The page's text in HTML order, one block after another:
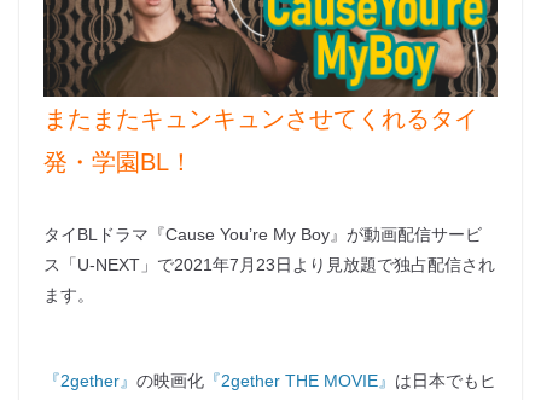
またまたキュンキュンさせてくれるタイ
発・学園BL！
タイBLドラマ『Cause You’re My Boy』が動画配信サービ
ス「U-NEXT」で2021年7月23日より見放題で独占配信され
ます。
『2gether』 の映画化 『2gether THE MOVIE』 は日本でもヒ